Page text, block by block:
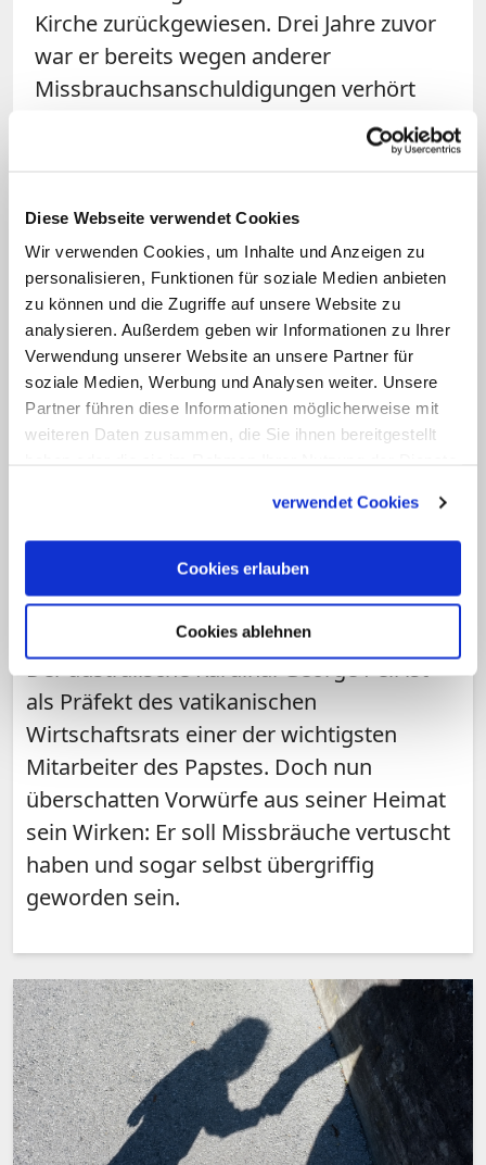
Diese Webseite verwendet Cookies
Wir verwenden Cookies, um Inhalte und Anzeigen zu
personalisieren, Funktionen für soziale Medien anbieten
zu können und die Zugriffe auf unsere Website zu
analysieren. Außerdem geben wir Informationen zu Ihrer
Verwendung unserer Website an unsere Partner für
soziale Medien, Werbung und Analysen weiter. Unsere
Partner führen diese Informationen möglicherweise mit
weiteren Daten zusammen, die Sie ihnen bereitgestellt
verwendet Cookies
Cookies erlauben
Cookies ablehnen
Kirche zurückgewiesen. Drei Jahre zuvor
war er bereits wegen anderer
Missbrauchsanschuldigungen verhört
missbraucht zu haben. Er räumte jedoch
im Umgang mit Missbrauchsvorwürfen
gegen Kleriker gemacht zu haben. (rom)
Der Fall Pell - Kardinal unter
Missbrauchsverdacht
Der australische Kardinal George Pell ist
als Präfekt des vatikanischen
Wirtschaftsrats einer der wichtigsten
Mitarbeiter des Papstes. Doch nun
überschatten Vorwürfe aus seiner Heimat
sein Wirken: Er soll Missbräuche vertuscht
haben und sogar selbst übergriffig
geworden sein.